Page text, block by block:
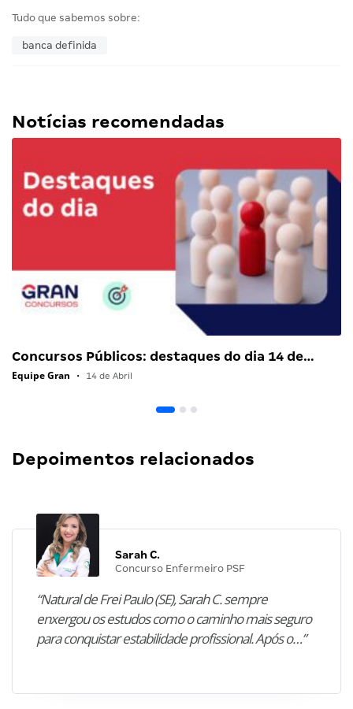
Tudo que sabemos sobre:
banca definida
Notícias recomendadas
Concursos Públicos: destaques do dia 14 de…
Equipe Gran • 14 de Abril
Depoimentos relacionados
Sarah C.
Concurso Enfermeiro PSF
“Natural de Frei Paulo (SE), Sarah C. sempre
enxergou os estudos como o caminho mais seguro
para conquistar estabilidade profissional. Após o…”